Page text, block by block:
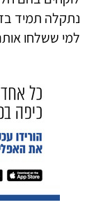
נתקלה תמיד
למי ששלחו